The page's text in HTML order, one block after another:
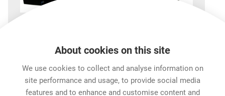
内含各种类型
D型开孔dummy隔板
About cookies on this site
We use cookies to collect and analyse information on
site performance and usage, to provide social media
features and to enhance and customise content and